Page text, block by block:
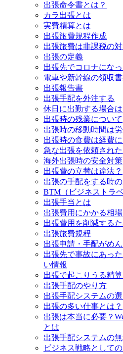
出張命令書とは？
カラ出張とは
実費精算とは
出張旅費規程作成
出張旅費は非課税の
出張の定義
出張先でコロナにな
電車や新幹線の領収
出張報告書
出張手配を外注する
休日に出勤する場合
出張時の残業について
出張時の移動時間は
出張時の食費は経費に
急な出張を依頼され
海外出張時の安全対策
出張費の立替は違法？
出張の手配をする時
BTM（ビジネストラ
出張手当とは
出張費用にかかる相
出張費用を削減する
出張旅費規程
出張申請・手配がめ
出張先で事故にあっ
い情報
出張で起こりうる精
出張手配のやり方
出張手配システムの
出張の多い仕事とは？
出張は本当に必要？
とは
出張手配システムの
ビジネス戦略として